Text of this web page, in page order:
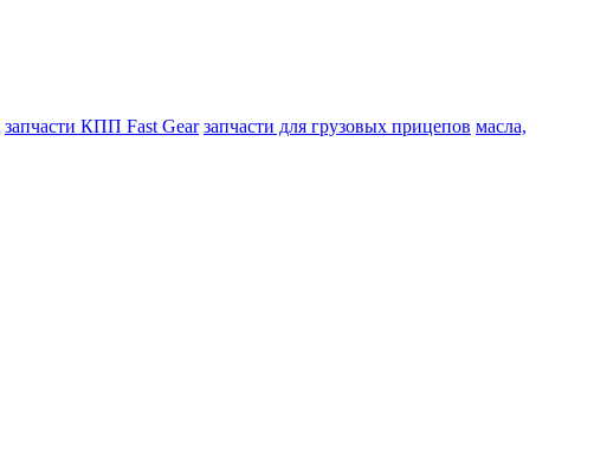
запчасти КПП Fast Gear запчасти для грузовых прицепов масла,